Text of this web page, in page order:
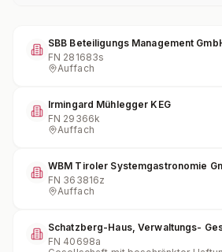
SBB Beteiligungs Management
FN 281683s
Auffach
Irmingard Mühlegger KEG
FN 29366k
Auffach
WBM Tiroler Systemgastronomie
FN 363816z
Auffach
Schatzberg-Haus, Verwaltungs-
FN 40698a